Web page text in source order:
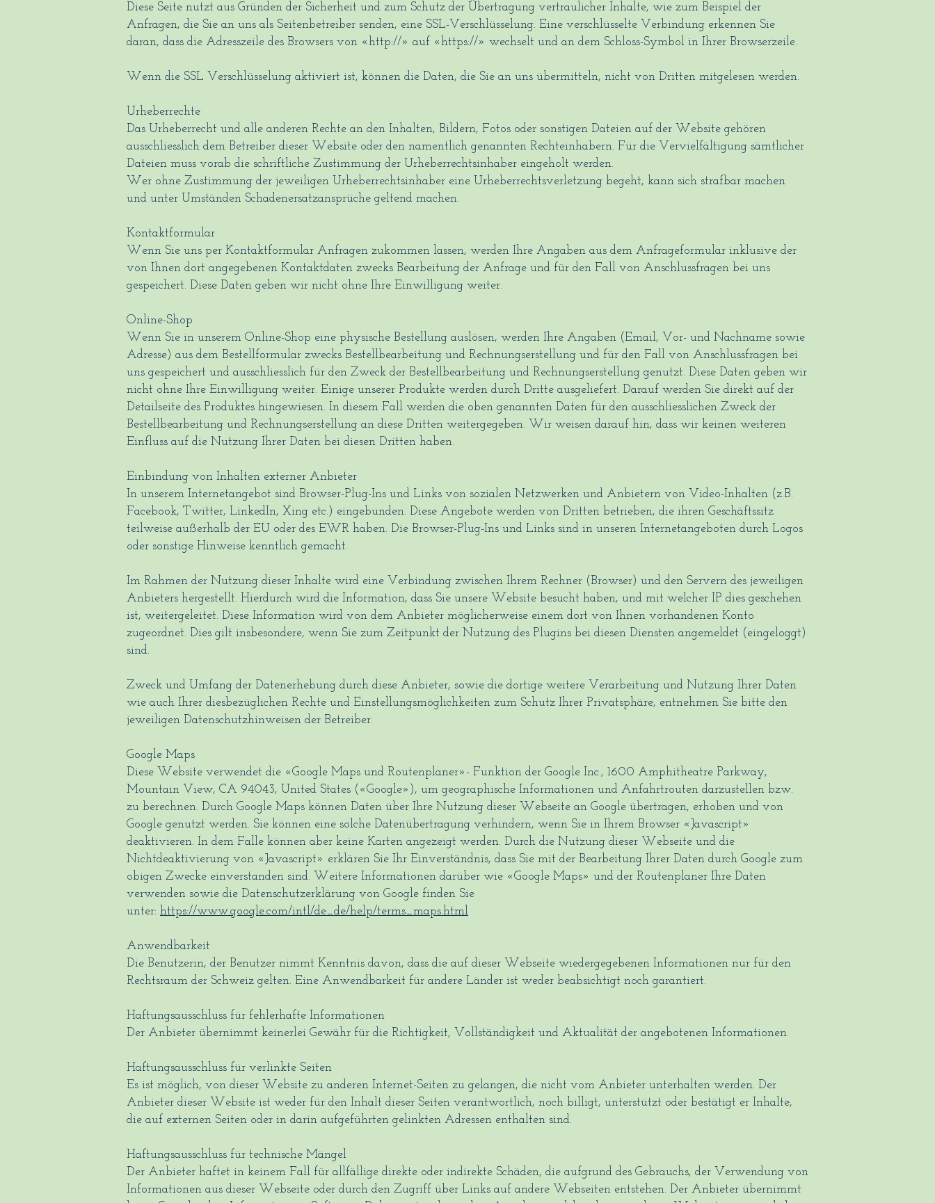
Diese Seite nutzt aus Gründen der Sicherheit und zum Schutz der Übertragung vertraulicher Inhalte, wie zum Beispiel der
Anfragen, die Sie an uns als Seitenbetreiber senden, eine SSL-Verschlüsselung. Eine verschlüsselte Verbindung erkennen Sie
daran, dass die Adresszeile des Browsers von «http://» auf «https://» wechselt und an dem Schloss-Symbol in Ihrer Browserzeile.
Wenn die SSL Verschlüsselung aktiviert ist, können die Daten, die Sie an uns übermitteln, nicht von Dritten mitgelesen werden.
Urheberrechte
Das Urheberrecht und alle anderen Rechte an den Inhalten, Bildern, Fotos oder sonstigen Dateien auf der Website gehören
ausschliesslich dem Betreiber dieser Website oder den namentlich genannten Rechteinhabern. Für die Vervielfältigung sämtlicher
Dateien muss vorab die schriftliche Zustimmung der Urheberrechtsinhaber eingeholt werden.
Wer ohne Zustimmung der jeweiligen Urheberrechtsinhaber eine Urheberrechtsverletzung begeht, kann sich strafbar machen
und unter Umständen Schadenersatzansprüche geltend machen.
Kontaktformular
Wenn Sie uns per Kontaktformular Anfragen zukommen lassen, werden Ihre Angaben aus dem Anfrageformular inklusive der
von Ihnen dort angegebenen Kontaktdaten zwecks Bearbeitung der Anfrage und für den Fall von Anschlussfragen bei uns
gespeichert. Diese Daten geben wir nicht ohne Ihre Einwilligung weiter.
Online-Shop
Wenn Sie in unserem Online-Shop eine physische Bestellung auslösen, werden Ihre Angaben (Email, Vor- und Nachname sowie
Adresse) aus dem Bestellformular zwecks Bestellbearbeitung und Rechnungserstellung und für den Fall von Anschlussfragen bei
uns gespeichert und ausschliesslich für den Zweck der Bestellbearbeitung und Rechnungserstellung genutzt. Diese Daten geben wir
nicht ohne Ihre Einwilligung weiter. Einige unserer Produkte werden durch Dritte ausgeliefert. Darauf werden Sie direkt auf der
Detailseite des Produktes hingewiesen. In diesem Fall werden die oben genannten Daten für den ausschliesslichen Zweck der
Bestellbearbeitung und Rechnungserstellung an diese Dritten weitergegeben. Wir weisen darauf hin, dass wir keinen weiteren
Einfluss auf die Nutzung Ihrer Daten bei diesen Dritten haben.
Einbindung von Inhalten externer Anbieter
In unserem Internetangebot sind Browser-Plug-Ins und Links von sozialen Netzwerken und Anbietern von Video-Inhalten (z.B.
Facebook, Twitter, LinkedIn, Xing etc.) eingebunden. Diese Angebote werden von Dritten betrieben, die ihren Geschäftssitz
teilweise außerhalb der EU oder des EWR haben. Die Browser-Plug-Ins und Links sind in unseren Internetangeboten durch Logos
oder sonstige Hinweise kenntlich gemacht.
Im Rahmen der Nutzung dieser Inhalte wird eine Verbindung zwischen Ihrem Rechner (Browser) und den Servern des jeweiligen
Anbieters hergestellt. Hierdurch wird die Information, dass Sie unsere Website besucht haben, und mit welcher IP dies geschehen
ist, weitergeleitet. Diese Information wird von dem Anbieter möglicherweise einem dort von Ihnen vorhandenen Konto
zugeordnet. Dies gilt insbesondere, wenn Sie zum Zeitpunkt der Nutzung des Plugins bei diesen Diensten angemeldet (eingeloggt)
sind.
Zweck und Umfang der Datenerhebung durch diese Anbieter, sowie die dortige weitere Verarbeitung und Nutzung Ihrer Daten
wie auch Ihrer diesbezüglichen Rechte und Einstellungsmöglichkeiten zum Schutz Ihrer Privatsphäre, entnehmen Sie bitte den
jeweiligen Datenschutzhinweisen der Betreiber.
Google Maps
Diese Website verwendet die «Google Maps und Routenplaner»- Funktion der Google Inc., 1600 Amphitheatre Parkway,
Mountain View, CA 94043, United States («Google»), um geographische Informationen und Anfahrtrouten darzustellen bzw.
zu berechnen. Durch Google Maps können Daten über Ihre Nutzung dieser Webseite an Google übertragen, erhoben und von
Google genutzt werden. Sie können eine solche Datenübertragung verhindern, wenn Sie in Ihrem Browser «Javascript»
deaktivieren. In dem Falle können aber keine Karten angezeigt werden. Durch die Nutzung dieser Webseite und die
Nichtdeaktivierung von «Javascript» erklären Sie Ihr Einverständnis, dass Sie mit der Bearbeitung Ihrer Daten durch Google zum
obigen Zwecke einverstanden sind. Weitere Informationen darüber wie «Google Maps» und der Routenplaner Ihre Daten
verwenden sowie die Datenschutzerklärung von Google finden Sie
unter: https://www.google.com/intl/de_de/help/terms_maps.html
Anwendbarkeit
Die Benutzerin, der Benutzer nimmt Kenntnis davon, dass die auf dieser Webseite wiedergegebenen Informationen nur für den
Rechtsraum der Schweiz gelten. Eine Anwendbarkeit für andere Länder ist weder beabsichtigt noch garantiert.
Haftungsausschluss für fehlerhafte Informationen
Der Anbieter übernimmt keinerlei Gewähr für die Richtigkeit, Vollständigkeit und Aktualität der angebotenen Informationen.
Haftungsausschluss für verlinkte Seiten
Es ist möglich, von dieser Website zu anderen Internet-Seiten zu gelangen, die nicht vom Anbieter unterhalten werden. Der
Anbieter dieser Website ist weder für den Inhalt dieser Seiten verantwortlich, noch billigt, unterstützt oder bestätigt er Inhalte,
die auf externen Seiten oder in darin aufgeführten gelinkten Adressen enthalten sind.
Haftungsausschluss für technische Mängel
Der Anbieter haftet in keinem Fall für allfällige direkte oder indirekte Schäden, die aufgrund des Gebrauchs, der Verwendung von
Informationen aus dieser Webseite oder durch den Zugriff über Links auf andere Webseiten entstehen. Der Anbieter übernimmt